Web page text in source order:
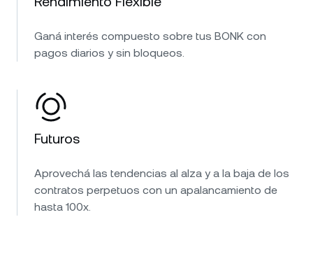
Ganá interés compuesto sobre tus BONK con
pagos diarios y sin bloqueos.
Futuros
Aprovechá las tendencias al alza y a la baja de los
contratos perpetuos con un apalancamiento de
hasta 100x.